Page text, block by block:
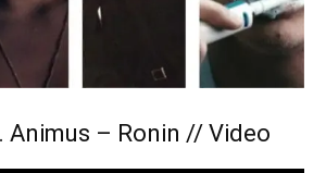
Animus – Ronin // Video